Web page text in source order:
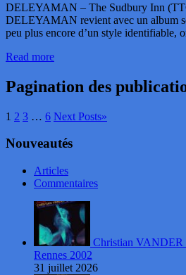
DELEYAMAN – The Sudbury Inn
DELEYAMAN revient avec un album
peu plus encore d’un style identifiable,
Read more
Pagination des
1 2 3 … 6 Next Posts»
Nouveautés
Articles
Commentaires
Christian
Rennes 2002
31 juillet 2026